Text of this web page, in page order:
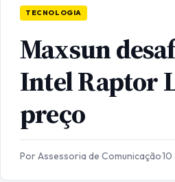
TECNOLOGIA
Maxsun
Intel Raptor
preço
Por Assessoria de Comunicação·10